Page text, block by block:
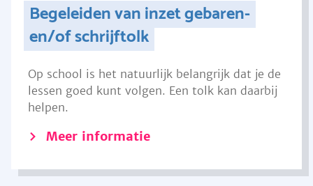
Begeleiden van inzet gebaren-
en/of schrijftolk
Op school is het natuurlijk belangrijk dat je de
lessen goed kunt volgen. Een tolk kan daarbij
helpen.
Meer informatie